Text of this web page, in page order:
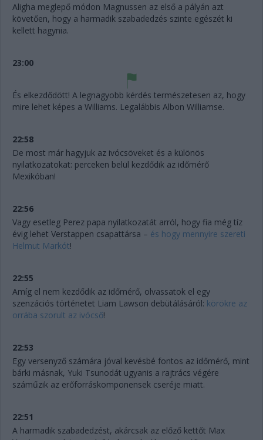
Aligha meglepő módon Magnussen az első a pályán azt
követően, hogy a harmadik szabadedzés szinte egészét ki
kellett hagynia.
23:00
És elkezdődött! A legnagyobb kérdés természetesen az, hogy
mire lehet képes a Williams. Legalábbis Albon Williamse.
22:58
De most már hagyjuk az ivócsöveket és a különös
nyilatkozatokat: perceken belül kezdődik az időmérő
Mexikóban!
22:56
Vagy esetleg Perez papa nyilatkozatát arról, hogy fia még tíz
évig lehet Verstappen csapattársa – és hogy mennyire szereti
Helmut Markót!
22:55
Amíg el nem kezdődik az időmérő, olvassatok el egy
szenzációs történetet Liam Lawson debütálásáról: körökre az
orrába szorult az ivócső!
22:53
Egy versenyző számára jóval kevésbé fontos az időmérő, mint
bárki másnak, Yuki Tsunodát ugyanis a rajtrács végére
száműzik az erőforráskomponensek cseréje miatt.
22:51
A harmadik szabadedzést, akárcsak az előző kettőt Max